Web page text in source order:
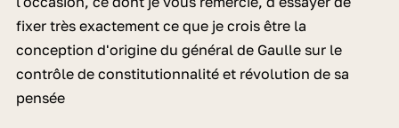
fixer très exactement ce que je crois être la
conception d'origine du général de Gaulle sur le
contrôle de constitutionnalité et révolution de sa
pensée